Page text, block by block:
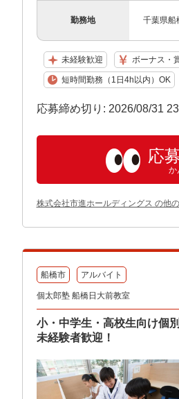
勤務地 千葉県船
未経験歓迎 ボーナス・
短時間勤務（1日4h以内）OK
応募締め切り: 2026/08/31
応
か
株式会社市進ホールディングス の他
船橋市 アルバイト
個太郎塾 船橋日大前教室
小・中学生・高校生向け個
未経験者歓迎！